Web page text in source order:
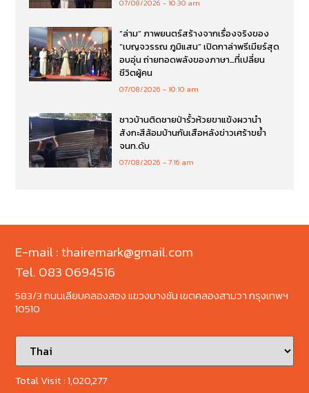
07/08/2026 10:30 am
“ล่าม” ภาพยนตร์สร้างจากเรื่องจริงของ
“เบญจวรรณ ภูมิแสน” เปิดกาล่าพรีเมียร์สุด
อบอุ่น ถ่ายทอดพลังของภาษา…ที่เปลี่ยน
ชีวิตผู้คน
07/08/2026 10:10 am
ชาวบ้านติดชายป่ารั้วห้วยขาแข้งผวานำ
สังกะสีล้อมบ้านกันเสือหลังข่าวเศร้าขย้ำ
จนท.ดับ
07/08/2026 7:16 am
E-mail : thairemark@gmail.com
Tel. 083 0694516
583/3 ถนนเลียบคลองสอง แขวงบางชัน เขตคลองสามวา กรุงเทพฯ
10510
Total Visit :1,020,277